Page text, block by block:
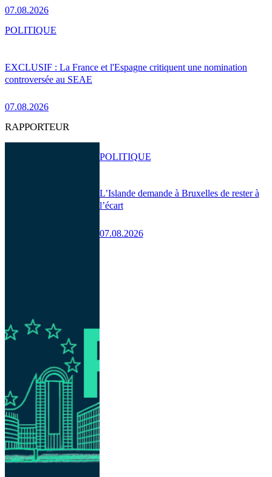
07.08.2026
EXCLUSIF : La France et l'Espagne critiquent une nomination
controversée au SEAE
07.08.2026
POLITIQUE
RAPPORTEUR
L’Islande demande à Bruxelles de rester à
l’écart
07.08.2026
POLITIQUE